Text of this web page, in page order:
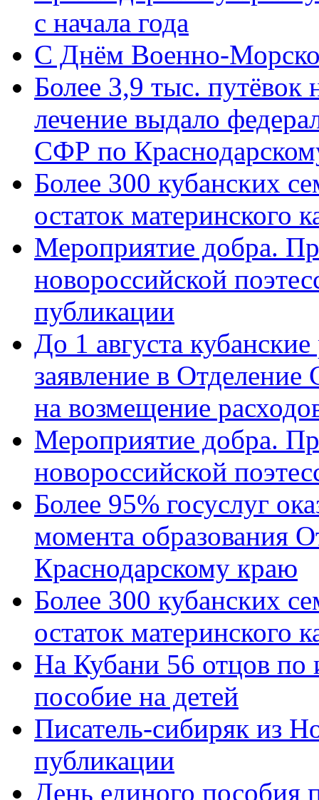
с начала года
C Днём Военно-
Более 3,9 тыс. путёвок
лечение выдало
СФР по
Более 300 кубанских
остаток материнского
Мероприятие добра.
новороссийской
публикации
До 1 августа
заявление в
на возмещение
Мероприятие добра.
новороссийской
Более 95% госуслуг
момента образования
Краснодарскому краю
Более 300 кубанских
остаток материнского
На Кубани 56 отцов по
пособие на детей
Писатель-сибиряк из
публикации
День единого пособия